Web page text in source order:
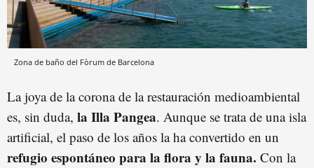
Zona de baño del Fòrum de Barcelona
La joya de la corona de la restauración medioambiental
es, sin duda, la Illa Pangea. Aunque se trata de una isla
artificial, el paso de los años la ha convertido en un
refugio espontáneo para la flora y la fauna. Con la